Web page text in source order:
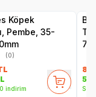
Köpek
Pembe, 35-
(0)
indirim